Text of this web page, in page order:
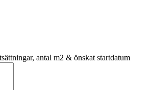
antal m2 & önskat startdatum